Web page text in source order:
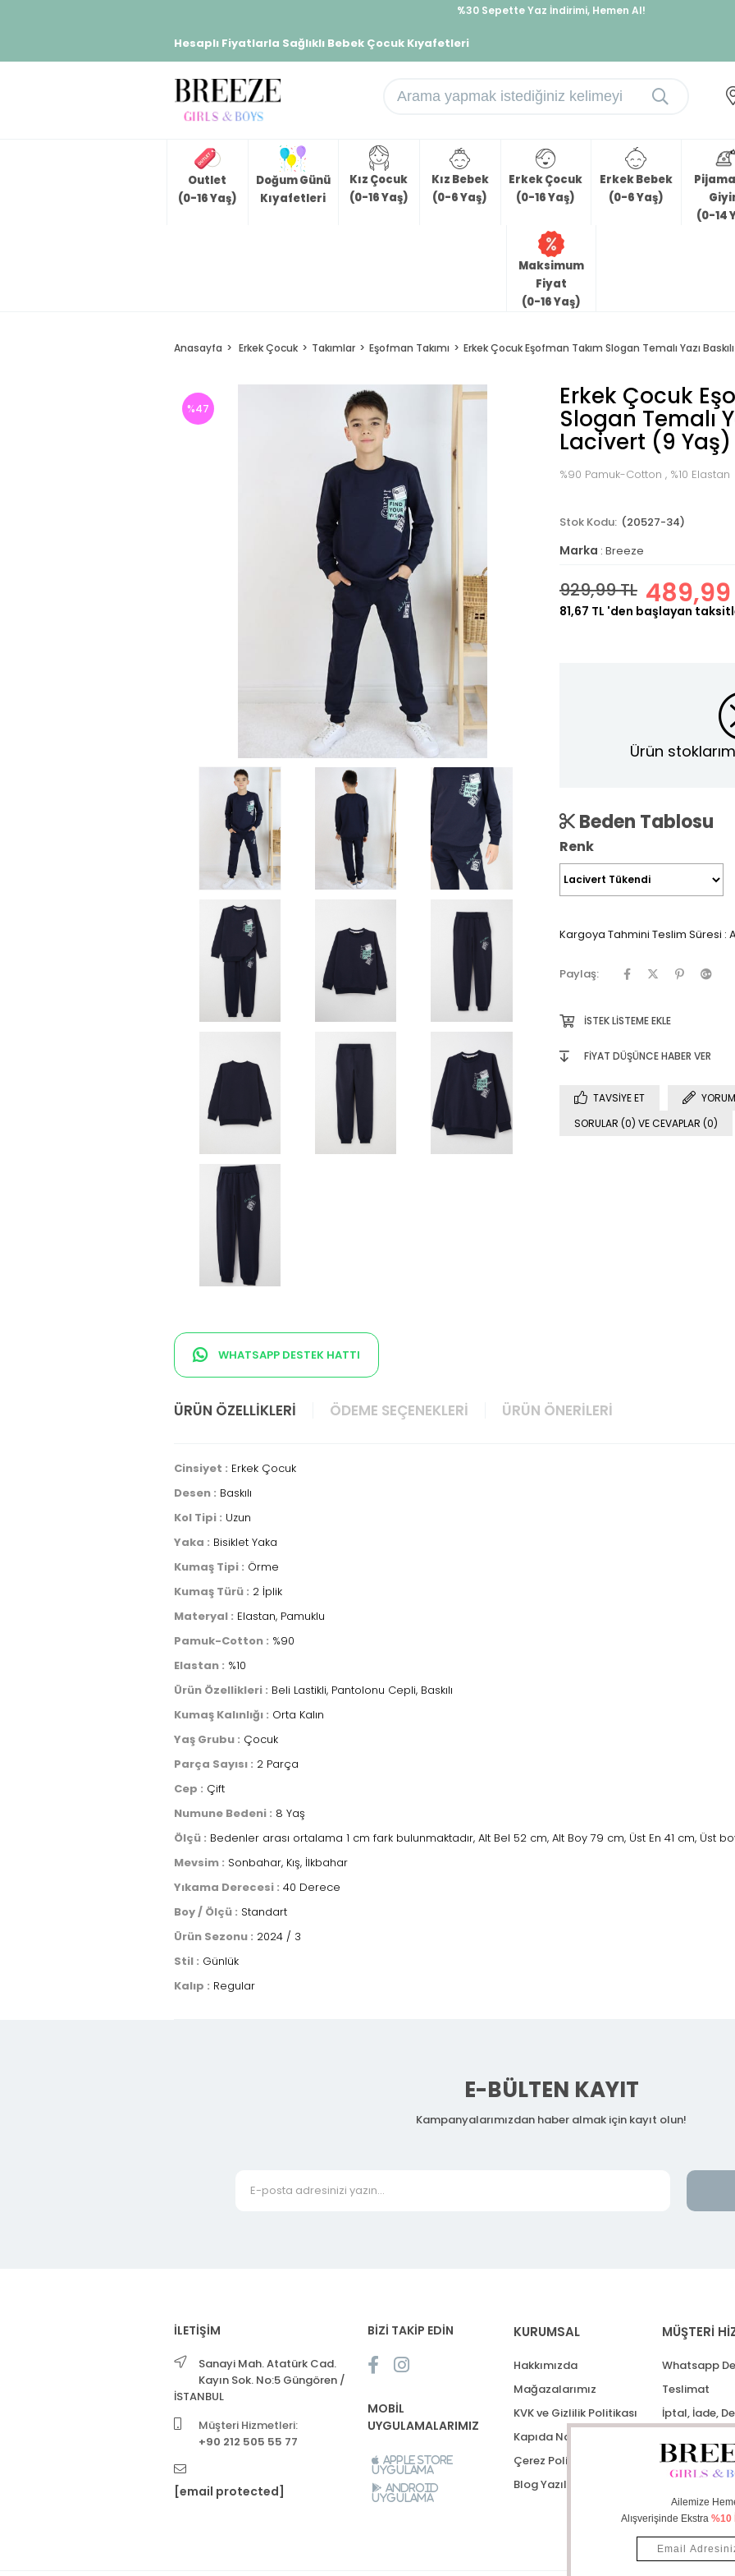
%30 Sepette Yaz İndirimi, Hemen Al!
Hesaplı Fiyatlarla Sağlıklı Bebek Çocuk Kıyafetleri
Outlet
(0-16 Yaş)
Doğum Günü
Kıyafetleri
Kız Çocuk
(0-16 Yaş)
Kız Bebek
(0-6 Yaş)
Erkek Çocuk
(0-16 Yaş)
Erkek Bebek
(0-6 Yaş)
(0-14
Maksimum
Fiyat
(0-16 Yaş)
Anasayfa Erkek Çocuk Takımlar Eşofman Takımı Erkek Çocuk Eşofman Takım Slogan Temalı Yazı
%47
WHATSAPP DESTEK HATTI
Erkek Çocuk
Slogan Temalı
Lacivert (9 Yaş)
%90 Pamuk-Cotton , %10 Elastan
(20527-34)
Marka : Breeze
929,99 TL 489,99
81,67 TL 'den başlayan
Ürün
Beden Tablosu
Renk
Kargoya Tahmini Teslim Süresi :
Paylaş:
İSTEK LISTEME EKLE
FIYAT DÜŞÜNCE HABER VER
TAVSIYE ET
SORULAR (0) VE CEVAPLAR (0)
ÜRÜN ÖZELLIKLERI ÖDEME SEÇENEKLERI ÜRÜN ÖNERILERI
Cinsiyet : Erkek Çocuk
Desen : Baskılı
Kol Tipi : Uzun
Yaka : Bisiklet Yaka
Kumaş Tipi : Örme
Kumaş Türü : 2 İplik
Materyal : Elastan, Pamuklu
Pamuk-Cotton : %90
Elastan : %10
Ürün Özellikleri : Beli Lastikli, Pantolonu Cepli, Baskılı
Kumaş Kalınlığı : Orta Kalın
Yaş Grubu : Çocuk
Parça Sayısı : 2 Parça
Cep : Çift
Numune Bedeni : 8 Yaş
Ölçü : Bedenler arası ortalama 1 cm fark bulunmaktadır, Alt Bel 52 cm, Alt Boy 79 cm, Üst En 41 cm, Üst
Mevsim : Sonbahar, Kış, İlkbahar
Yıkama Derecesi : 40 Derece
Boy / Ölçü : Standart
Ürün Sezonu : 2024 / 3
Stil : Günlük
Kalıp : Regular
E-BÜLTEN KAYIT
Kampanyalarımızdan haber almak için kayıt olun!
İLETİŞİM
Sanayi Mah. Atatürk Cad.
Kayın Sok. No:5 Güngören /
İSTANBUL
Müşteri Hizmetleri:
+90 212 505 55 77
[email protected]
BİZİ TAKİP EDİN
MOBİL
UYGULAMALARIMIZ
Apple Store
Uygulama
Android
Uygulama
KURUMSAL
Hakkımızda
Mağazalarımız
KVK ve Gizlilik Politikası
Kapıda Nakit Ödeme
Çerez Politikası
Blog Yazıları
MÜŞTERİ
Whatsapp
Teslimat
İptal, İade,